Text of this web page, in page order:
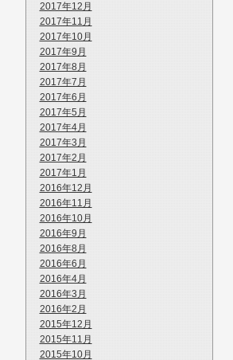
2017年12月
2017年11月
2017年10月
2017年9月
2017年8月
2017年7月
2017年6月
2017年5月
2017年4月
2017年3月
2017年2月
2017年1月
2016年12月
2016年11月
2016年10月
2016年9月
2016年8月
2016年6月
2016年4月
2016年3月
2016年2月
2015年12月
2015年11月
2015年10月